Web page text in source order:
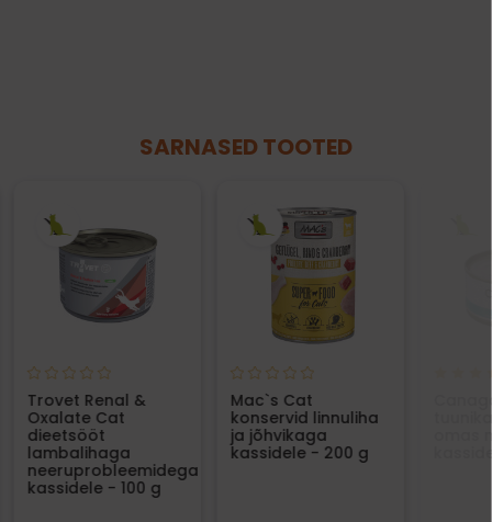
SARNASED TOOTED
Trovet Renal &
Oxalate Cat
dieetsööt
lambalihaga
neeruprobleemidega
kassidele - 100 g
Mac`s Cat
konservid linnuliha
ja jõhvikaga
kassidele - 200 g